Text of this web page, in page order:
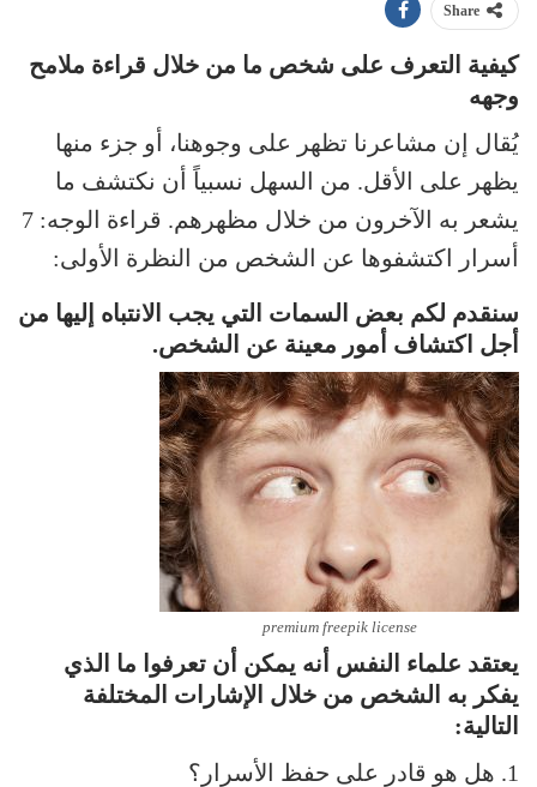
Share
كيفية التعرف على شخص ما من خلال قراءة ملامح
وجهه
يُقال إن مشاعرنا تظهر على وجوهنا، أو جزء منها
يظهر على الأقل. من السهل نسبياً أن نكتشف ما
يشعر به الآخرون من خلال مظهرهم. قراءة الوجه: 7
أسرار اكتشفوها عن الشخص من النظرة الأولى:
سنقدم لكم بعض السمات التي يجب الانتباه إليها من
أجل اكتشاف أمور معينة عن الشخص.
premium freepik license
يعتقد علماء النفس أنه يمكن أن تعرفوا ما الذي
يفكر به الشخص من خلال الإشارات المختلفة
التالية:
1. هل هو قادر على حفظ الأسرار؟